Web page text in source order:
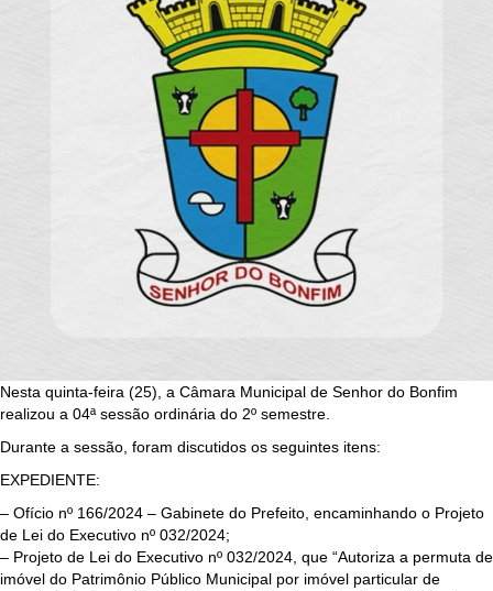
Nesta quinta-feira (25), a Câmara Municipal de Senhor do Bonfim
realizou a 04ª sessão ordinária do 2º semestre.
Durante a sessão, foram discutidos os seguintes itens:
EXPEDIENTE:
– Ofício nº 166/2024 – Gabinete do Prefeito, encaminhando o Projeto
de Lei do Executivo nº 032/2024;
– Projeto de Lei do Executivo nº 032/2024, que “Autoriza a permuta de
imóvel do Patrimônio Público Municipal por imóvel particular de